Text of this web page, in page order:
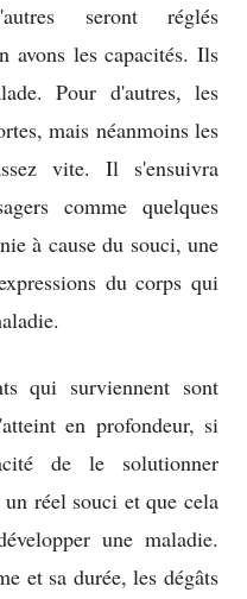
seront réglés
avons les capacités. Ils
Pour d'autres, les
mais néanmoins les
vite. Il s'ensuivra
comme quelques
à cause du souci, une
du corps qui
qui surviennent sont
en profondeur, si
de le solutionner
réel souci et que cela
une maladie.
et sa durée, les dégâts